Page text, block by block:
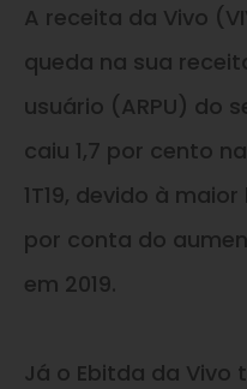
A receita da Vivo
queda na sua
usuário (ARPU) do
caiu 1,7 por cento
1T19, devido à
por conta do
em 2019.
Já o Ebitda da Vivo